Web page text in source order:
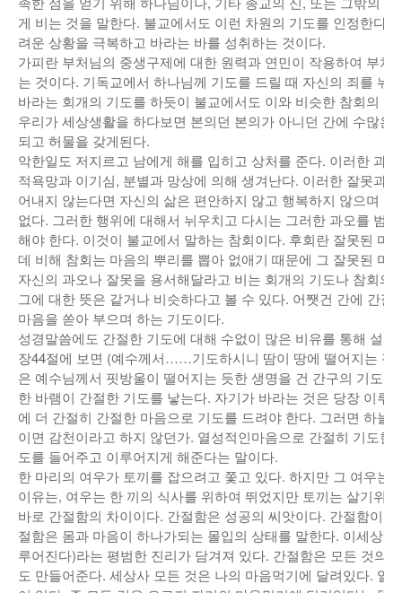
게 비는 것을 말한다. 불교에서도 이런 차원의 기도를 인정한다.
려운 상황을 극복하고 바라는 바를 성취하는 것이다.
가피란 부처님의 중생구제에 대한 원력과 연민이 작용하여 부처
는 것이다. 기독교에서 하나님께 기도를 드릴 때 자신의 죄를 뉘
바라는 회개의 기도를 하듯이 불교에서도 이와 비슷한 참회의 기
우리가 세상생활을 하다보면 본의던 본의가 아니던 간에 수많은
되고 허물을 갖게된다.
악한일도 저지르고 남에게 해를 입히고 상처를 준다. 이러한 과
적욕망과 이기심, 분별과 망상에 의해 생겨난다. 이러한 잘못과
어내지 않는다면 자신의 삶은 편안하지 않고 행복하지 않으며
없다. 그러한 행위에 대해서 뉘우치고 다시는 그러한 과오를 범
해야 한다. 이것이 불교에서 말하는 참회이다. 후회란 잘못된 마
데 비해 참회는 마음의 뿌리를 뽑아 없애기 때문에 그 잘못된 마
자신의 과오나 잘못을 용서해달라고 비는 회개의 기도나 참회의
그에 대한 뜻은 같거나 비슷하다고 볼 수 있다. 어쨋건 간에 간절
마음을 쏟아 부으며 하는 기도이다.
성경말씀에도 간절한 기도에 대해 수없이 많은 비유를 통해 설
장44절에 보면 (예수께서……기도하시니 땀이 땅에 떨어지는 핏
은 예수님께서 핏방울이 떨어지는 듯한 생명을 건 간구의 기도
한 바램이 간절한 기도를 낳는다. 자기가 바라는 것은 당장 이루
에 더 간절히 간절한 마음으로 기도를 드려야 한다. 그러면 하늘
이면 감천이라고 하지 않던가. 열성적인마음으로 간절히 기도한
도를 들어주고 이루어지게 해준다는 말이다.
한 마리의 여우가 토끼를 잡으려고 쫓고 있다. 하지만 그 여우는
이유는, 여우는 한 끼의 식사를 위하여 뛰었지만 토끼는 살기위
바로 간절함의 차이이다. 간절함은 성공의 씨앗이다. 간절함이
절함은 몸과 마음이 하나가되는 몰입의 상태를 말한다. 이세상
루어진다)라는 평범한 진리가 담겨져 있다. 간절함은 모든 것의
도 만들어준다. 세상사 모든 것은 나의 마음먹기에 달려있다. 일